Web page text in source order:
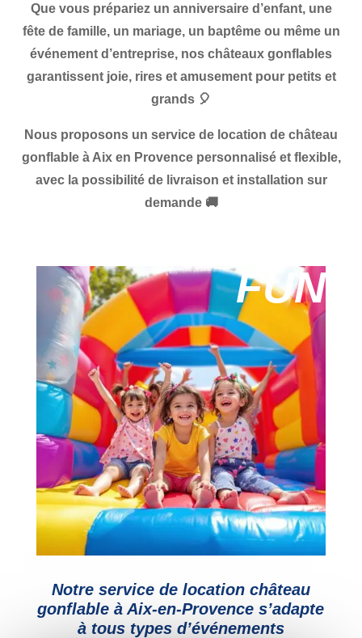
Que vous prépariez un anniversaire d’enfant, une
fête de famille, un mariage, un baptêmeou même un
événement d’entreprise, nos châteaux gonflables
garantissent joie, rires et amusementpour petits et
grands 🎈
Nous proposons un service de location de château
gonflable à Aix en Provencepersonnalisé et flexible,
avec la possibilité de livraison et installation sur
demande🚚
Notre service de location château
gonflable à Aix-en-Provence s’adapte
à tous types d’événements
FUN